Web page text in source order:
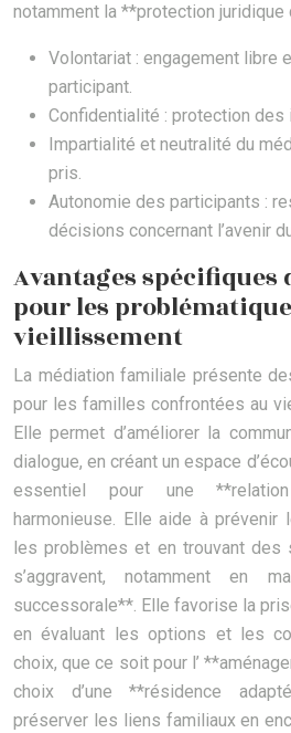
notamment la **protection juridique
Volontariat : engagement libre
participant.
Confidentialité : protection des
Impartialité et neutralité du
pris.
Autonomie des participants :
décisions concernant l’avenir
Avantages spécifiques
pour les
vieillissement
La médiation familiale présente
pour les familles confrontées au
Elle permet d’améliorer la
dialogue, en créant un espace
essentiel pour une **relation
harmonieuse. Elle aide à
les problèmes et en trouvant des
s’aggravent, notamment en
successorale**. Elle favorise la
en évaluant les options et les
choix, que ce soit pour l’
choix d’une **résidence
préserver les liens familiaux en